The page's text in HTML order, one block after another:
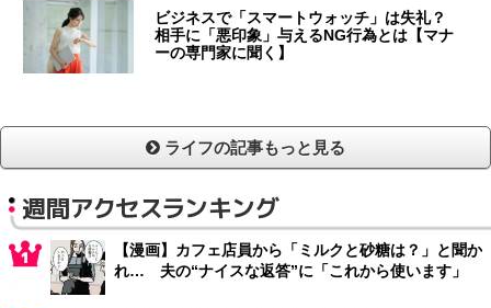
ビジネスで「スマートウォッチ」は失礼？
相手に「悪印象」与えるNG行為とは【マナ
ーの専門家に聞く】
ライフの記事もっと見る
週間アクセスランキング
【漫画】カフェ店員から「ミルクと砂糖は？」と聞か
れ… 夫の“ナイスな返答”に「これから使います」